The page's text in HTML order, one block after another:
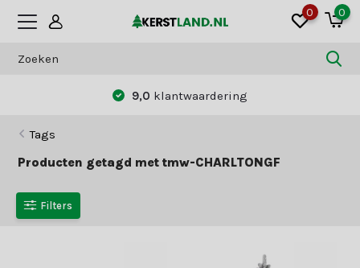
0 0
9,0 klantwaardering
Tags
Producten getagd met tmw-CHARLTONGF
Filters